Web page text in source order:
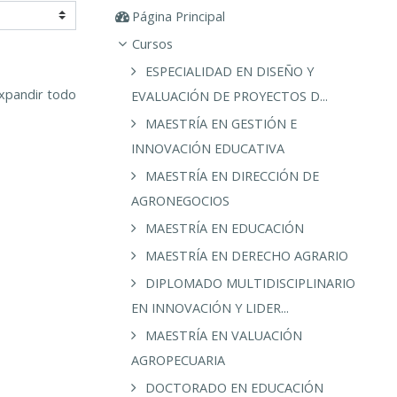
todo
Página Principal
Cursos
ESPECIALIDAD EN DISEÑO Y
EVALUACIÓN DE PROYECTOS D...
MAESTRÍA EN GESTIÓN E
INNOVACIÓN EDUCATIVA
MAESTRÍA EN DIRECCIÓN DE
AGRONEGOCIOS
MAESTRÍA EN EDUCACIÓN
MAESTRÍA EN DERECHO AGRARIO
DIPLOMADO MULTIDISCIPLINARIO
EN INNOVACIÓN Y LIDER...
MAESTRÍA EN VALUACIÓN
AGROPECUARIA
DOCTORADO EN EDUCACIÓN